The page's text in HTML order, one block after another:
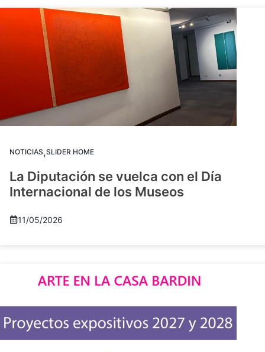
NOTICIAS,SLIDER HOME
La Diputación se vuelca con el Día
Internacional de los Museos
11/05/2026